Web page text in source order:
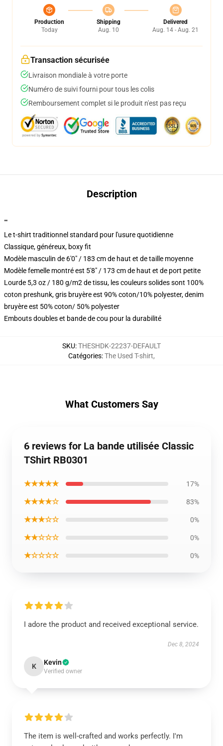
Production
Today
Shipping
Aug. 10
Delivered
Aug. 14 - Aug. 21
Transaction sécurisée
Livraison mondiale à votre porte
Numéro de suivi fourni pour tous les colis
Remboursement complet si le produit n'est pas reçu
Description
""
Le t-shirt traditionnel standard pour l'usure quotidienne
Classique, généreux, boxy fit
Modèle masculin de 6'0" / 183 cm de haut et de taille moyenne
Modèle femelle montré est 5'8" / 173 cm de haut et de port petite
Lourde 5,3 oz / 180 g/m2 de tissu, les couleurs solides sont 100%
coton preshunk, gris bruyère est 90% coton/10% polyester, denim
bruyère est 50% coton/ 50% polyester
Embouts doubles et bande de cou pour la durabilité
SKU:THESHDK-22237-DEFAULT
Catégories:The Used T-shirt,
What Customers Say
6 reviews for La bande utilisée Classic
TShirt RB0301
★★★★★ 17%
★★★★☆ 83%
★★★☆☆ 0%
★★☆☆☆ 0%
★☆☆☆☆ 0%
I adore the product and received exceptional service.
Dec 8, 2024
K Kevin
Verified owner
The item is well-crafted and works perfectly. I'm